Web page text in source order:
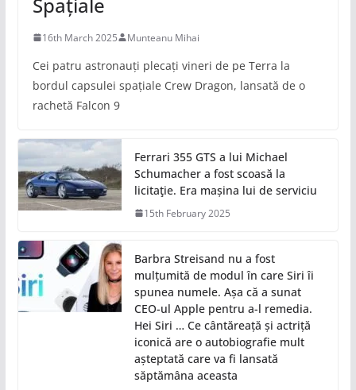
16th March 2025 Munteanu Mihai
Cei patru astronauți plecați vineri de pe Terra la
bordul capsulei spațiale Crew Dragon, lansată de o
rachetă Falcon 9
Ferrari 355 GTS a lui Michael
Schumacher a fost scoasă la
licitaţie. Era mașina lui de serviciu
15th February 2025
Barbra Streisand nu a fost
mulțumită de modul în care Siri îi
spunea numele. Așa că a sunat
CEO-ul Apple pentru a-l remedia.
Hei Siri … Ce cântăreață și actriță
iconică are o autobiografie mult
așteptată care va fi lansată
săptămâna aceasta